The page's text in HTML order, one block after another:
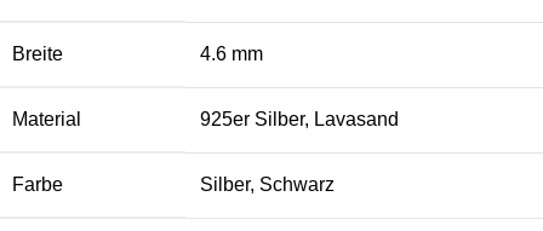
Breite 4.6 mm
Material 925er Silber, Lavasand
Farbe Silber, Schwarz